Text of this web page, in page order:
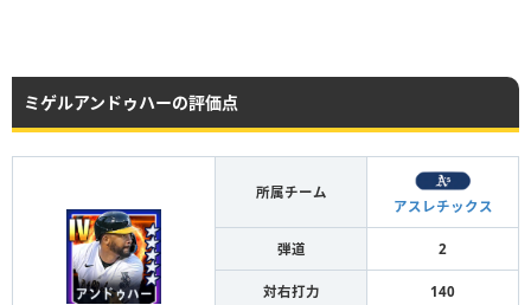
ミゲルアンドゥハーの評価点
所属チーム
アスレチックス
弾道 2
対右打力 140